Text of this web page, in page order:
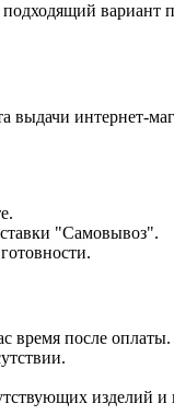
вариант
выдачи интернет-
"Самовывоз".
время после оплаты.
изделий и